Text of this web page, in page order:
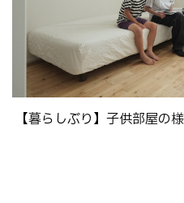
【暮らしぶり】子供部屋の